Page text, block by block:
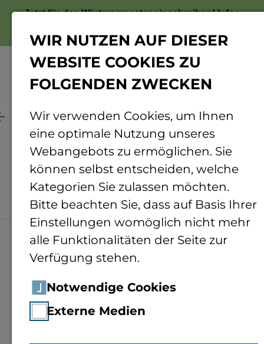
Jetzt für das Wintersemester einschreiben!Infos
Landesbetrieb Liegenschafts- und Baubetreuung
Landesbetrieb
Liegenschafts- und
Baubetreuung
WIR NUTZEN AUF DIESER
WEBSITE COOKIES ZU
FOLGENDEN ZWECKEN
Wir verwenden Cookies, um Ihnen
eine optimale Nutzung unseres
Webangebots zu ermöglichen. Sie
können selbst entscheiden, welche
Kategorien Sie zulassen möchten.
Bitte beachten Sie, dass auf Basis Ihrer
Einstellungen womöglich nicht mehr
alle Funktionalitäten der Seite zur
Verfügung stehen.
Notwendige Cookies
Externe Medien